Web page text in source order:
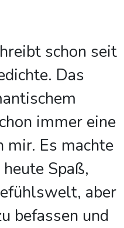
schon seit
Das
immer eine
mir. Es machte
Spaß,
aber
befassen und